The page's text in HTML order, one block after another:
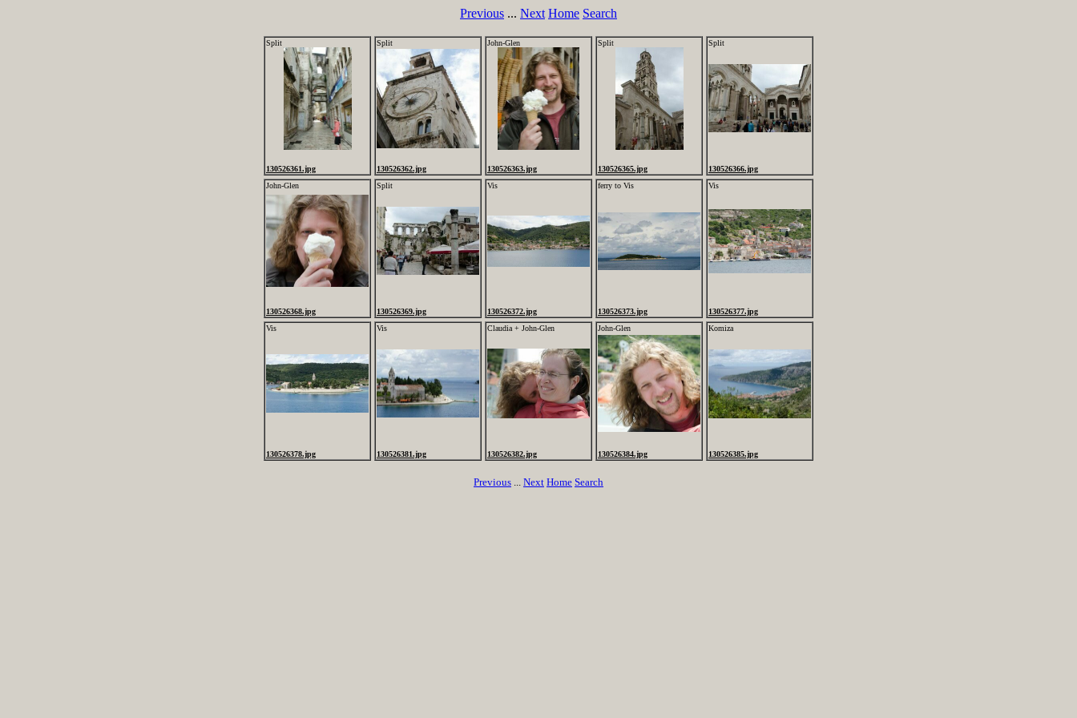
Previous ... Next Home Search
Split
130526361.jpg
Split
130526362.jpg
John-Glen
130526363.jpg
Split
130526365.jpg
Split
130526366.jpg
John-Glen
130526368.jpg
Split
130526369.jpg
Vis
130526372.jpg
ferry to Vis
130526373.jpg
Vis
130526377.jpg
Vis
130526378.jpg
Vis
130526381.jpg
Claudia + John-Glen
130526382.jpg
John-Glen
130526384.jpg
Komiza
130526385.jpg
Previous ... Next Home Search